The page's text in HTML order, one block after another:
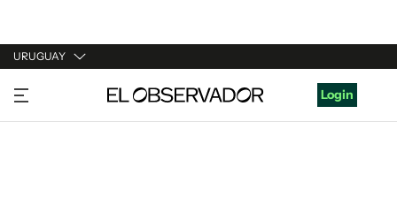
URUGUAY
URUGUAY
ARGENTINA
Login